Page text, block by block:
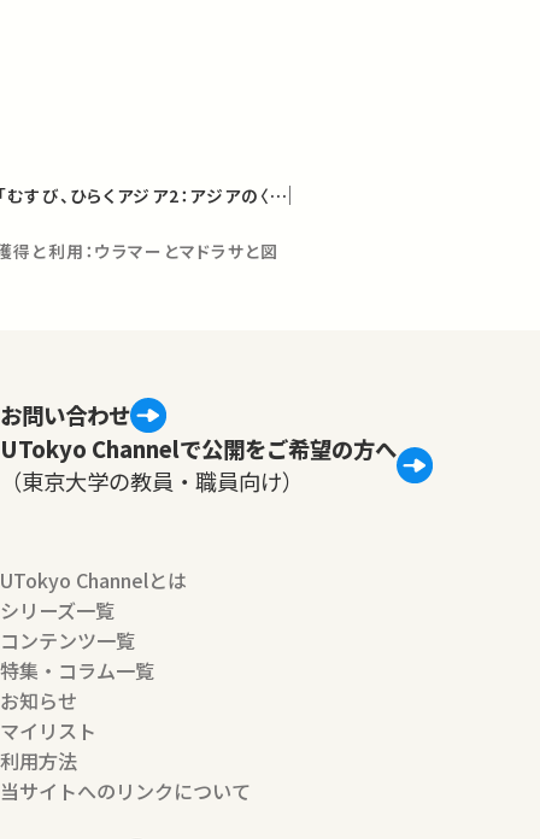
U-PARLシンポジウム「むすび、ひらくアジア2：アジアの〈共有〉・知の〈共有〉」
と利用：ウラマーとマドラサと図
お問い合わせ
UTokyo Channelで公開をご希望の方へ
（東京大学の教員・職員向け）
UTokyo Channelとは
シリーズ一覧
コンテンツ一覧
特集・コラム一覧
お知らせ
マイリスト
利用方法
当サイトへのリンクについて